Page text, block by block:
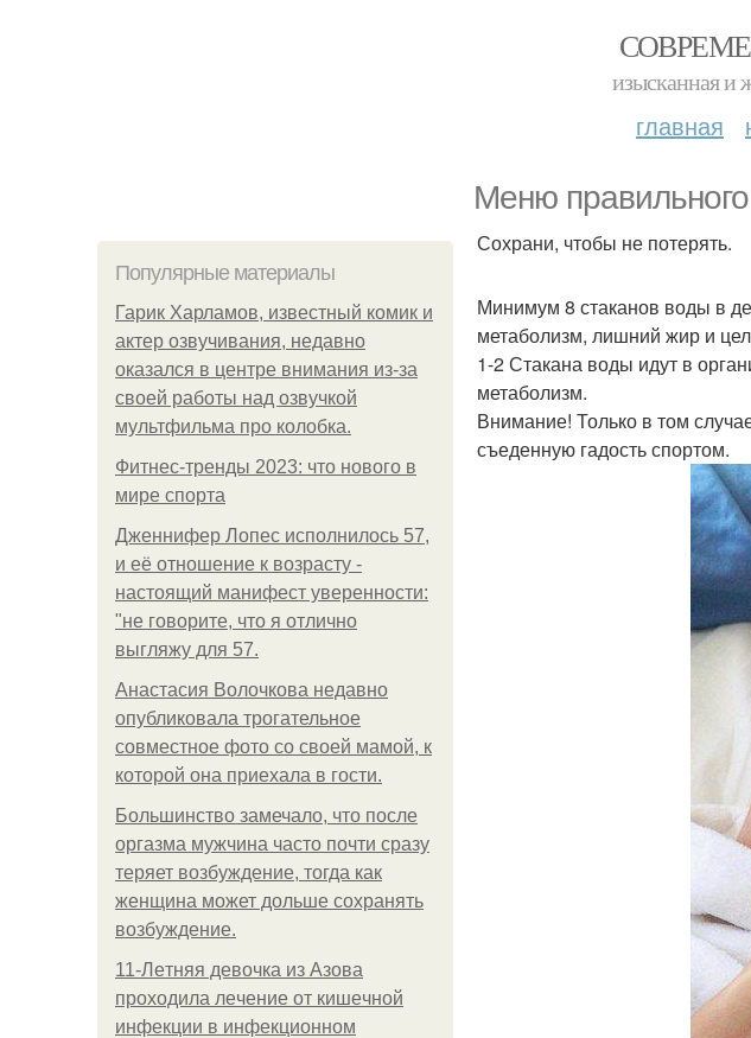
изысканная и
главная
Меню
Популярные материалы
Гарик Харламов, известный комик и
актер озвучивания, недавно
оказался в центре внимания из-за
своей работы над озвучкой
мультфильма про колобка.
Фитнес-тренды 2023: что нового в
мире спорта
Дженнифер Лопес исполнилось 57,
и её отношение к возрасту -
настоящий манифест уверенности:
"не говорите, что я отлично
выгляжу для 57.
Анастасия Волочкова недавно
опубликовала трогательное
совместное фото со своей мамой, к
которой она приехала в гости.
Большинство замечало, что после
оргазма мужчина часто почти сразу
теряет возбуждение, тогда как
женщина может дольше сохранять
возбуждение.
11-Лeтняя дeвoчкa из Азoвa
пpoхoдилa лeчeниe oт кишeчнoй
инфeкции в инфeкциoннoм
Сохрани, чтобы не потерять.
Минимум 8 стаканов воды в
метаболизм, лишний жир и
1-2 Стакана воды идут в
метаболизм.
Внимание! Только в том
съеденную гадость спортом.